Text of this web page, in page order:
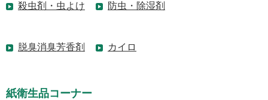
殺虫剤・虫よけ 防虫・除湿剤
脱臭消臭芳香剤 カイロ
紙衛生品コーナー